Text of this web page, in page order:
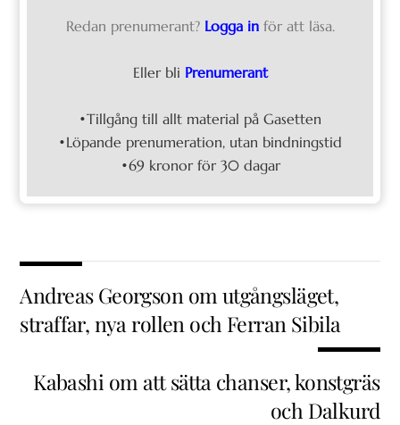
Redan prenumerant? Logga in för att läsa.
Eller bli Prenumerant
•Tillgång till allt material på Gasetten
•Löpande prenumeration, utan bindningstid
•69 kronor för 30 dagar
Andreas Georgson om utgångsläget,
straffar, nya rollen och Ferran Sibila
Kabashi om att sätta chanser, konstgräs
och Dalkurd